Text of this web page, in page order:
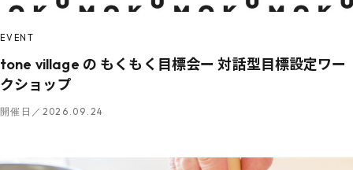
EVENT
tone village の もくもく目標会ー 対話型目標設定ワー
クショップ
開催日／2026.09.24